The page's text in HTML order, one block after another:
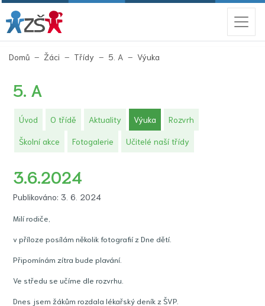
Domů Žáci Třídy 5. A Výuka
5. A
Úvod O třídě Aktuality Výuka(aktuální)
Rozvrh
Školní akce Fotogalerie Učitelé naší třídy
3.6.2024
Publikováno: 3. 6. 2024
Milí rodiče,
v příloze posílám několik fotografií z Dne dětí.
Připomínám zítra bude plavání.
Ve středu se učíme dle rozvrhu.
Dnes jsem žákům rozdala lékařský deník z ŠVP.